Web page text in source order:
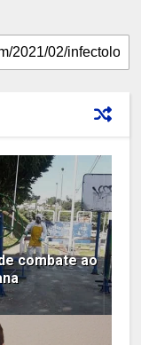
combate ao